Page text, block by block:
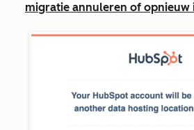
migratie annuleren of opnieuw